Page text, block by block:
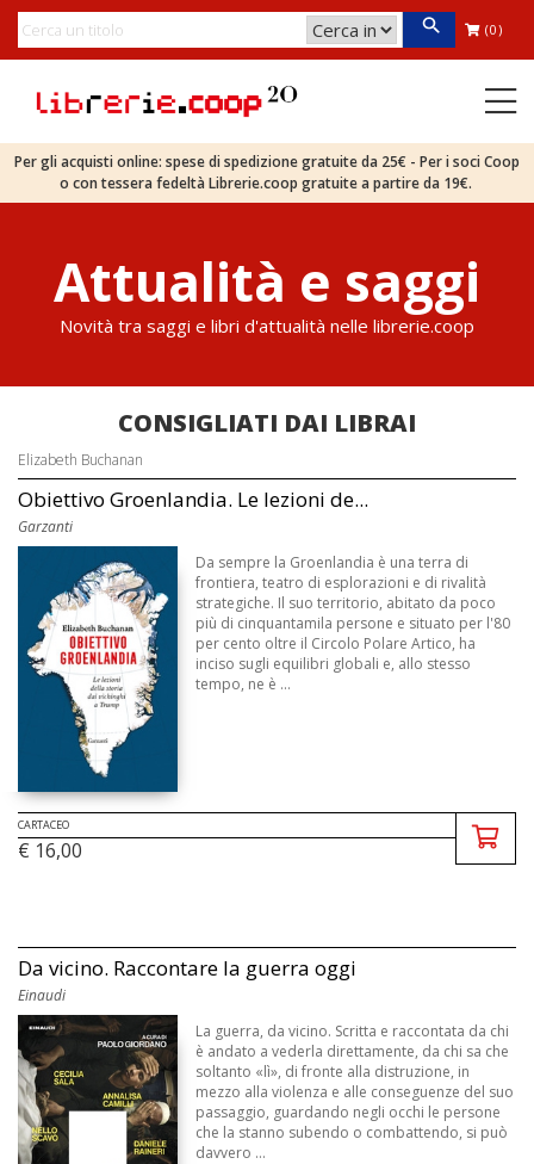
(0)
Per gli acquisti online: spese di spedizione gratuite da 25€ - Per i soci Coop
o con tessera fedeltà Librerie.coop gratuite a partire da 19€.
Attualità e saggi
Novità tra saggi e libri d'attualità nelle librerie.coop
CONSIGLIATI DAI LIBRAI
Elizabeth Buchanan
Obiettivo Groenlandia. Le lezioni de...
Garzanti
Da sempre la Groenlandia è una terra di
frontiera, teatro di esplorazioni e di rivalità
strategiche. Il suo territorio, abitato da poco
più di cinquantamila persone e situato per l'80
per cento oltre il Circolo Polare Artico, ha
inciso sugli equilibri globali e, allo stesso
tempo, ne è ...
CARTACEO
€ 16,00
Da vicino. Raccontare la guerra oggi
Einaudi
La guerra, da vicino. Scritta e raccontata da chi
è andato a vederla direttamente, da chi sa che
soltanto «lì», di fronte alla distruzione, in
mezzo alla violenza e alle conseguenze del suo
passaggio, guardando negli occhi le persone
che la stanno subendo o combattendo, si può
davvero ...